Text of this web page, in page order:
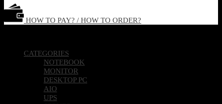
HOW TO PAY? / HOW TO ORDER?
CATEGORIES
NOTEBOOK
MONITOR
DESKTOP PC
AIO
UPS